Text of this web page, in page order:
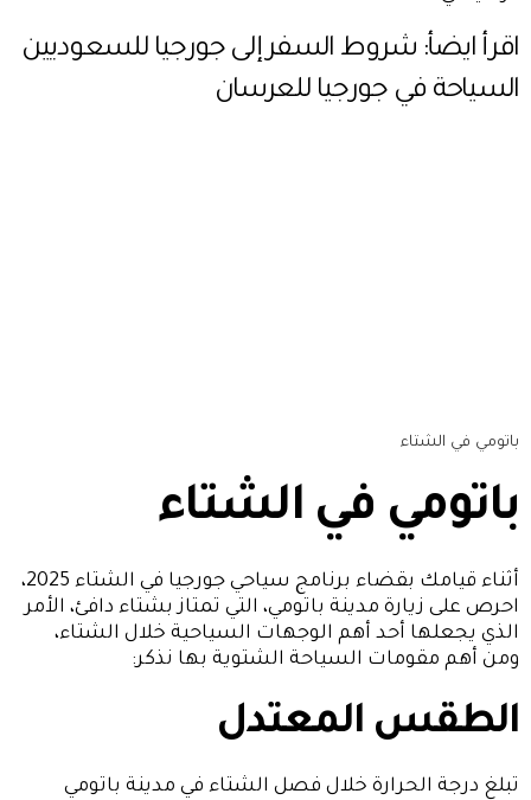
اقرأ ايضأ: شروط السفر إلى جورجيا للسعوديين
السياحة في جورجيا للعرسان
باتومي في الشتاء
باتومي في الشتاء
أثناء قيامك بقضاء برنامج سياحي جورجيا في الشتاء
2025،
احرص على زيارة مدينة باتومي، التي تمتاز بشتاء دافئ، الأمر
الذي يجعلها أحد أهم الوجهات السياحية خلال الشتاء،
ومن أهم مقومات السياحة الشتوية بها نذكر:
الطقس المعتدل
تبلغ درجة الحرارة خلال فصل الشتاء في مدينة باتومي